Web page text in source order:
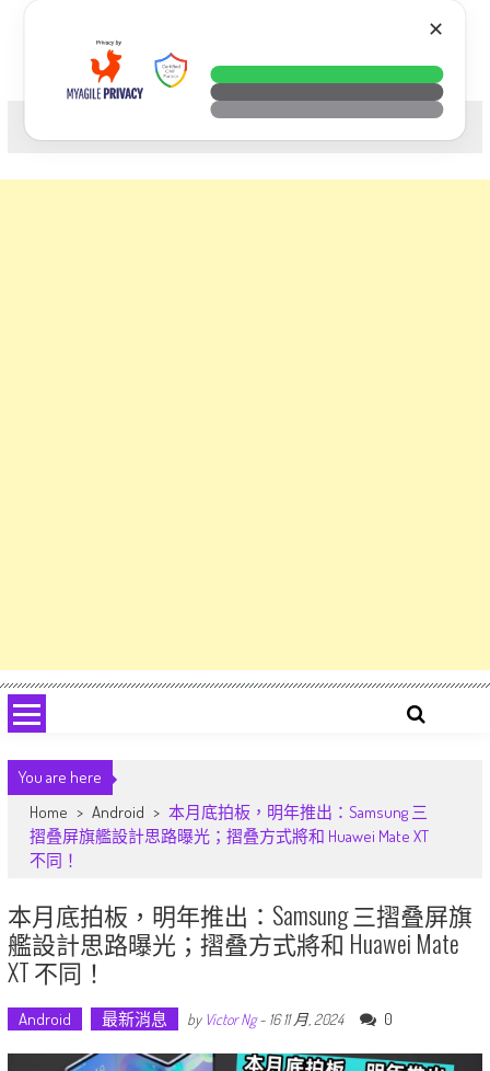
科技. 生活. 攝影.
You are here
Home > Android > 本月底拍板，明年推出：Samsung 三
摺叠屏旗艦設計思路曝光；摺叠方式將和 Huawei Mate XT
不同！
本月底拍板，明年推出：Samsung 三摺叠屏旗
艦設計思路曝光；摺叠方式將和 Huawei Mate
XT 不同！
Android 最新消息 by Victor Ng- 16 11 月, 2024 0
✕